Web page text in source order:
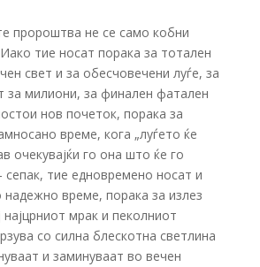
пророштва не се само кобни
тие носат порака за тотален
свет и за обесчовечени луѓе, за
за милиони, за финален фатален
нов почеток, порака за
време, кога „луѓето ќе
очекувајќи го она што ќе го
сепак, тие едновремено носат и
надежно време, порака за излез
најцрниот мрак и пеколниот
со силна блескотна светлина
и заминуваат во вечен